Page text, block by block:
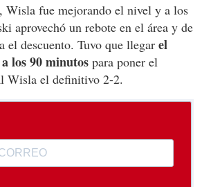
Wisla fue mejorando el nivel y a los
aprovechó un rebote en el área y de
el descuento. Tuvo que llegar el
los 90 minutos para poner el
Wisla el definitivo 2-2.